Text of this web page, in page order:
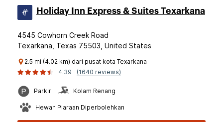
Holiday Inn Express & Suites Texarkana
4545 Cowhorn Creek Road
Texarkana, Texas 75503, United States
2.5 mi (4.02 km) dari pusat kota Texarkana
4.39
(1640 reviews)
Parkir Kolam Renang
Hewan Piaraan Diperbolehkan